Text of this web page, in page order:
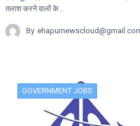
तलाश करने वालों के…
By
GOVERNMENT JOBS